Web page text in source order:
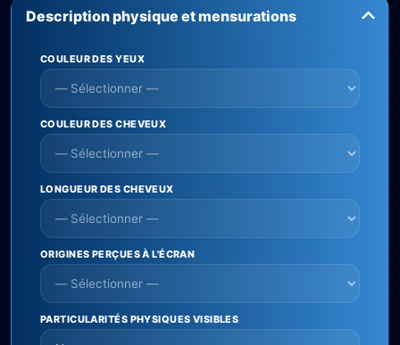
Description physique et mensurations
COULEUR DES YEUX
COULEUR DES CHEVEUX
LONGUEUR DES CHEVEUX
ORIGINES PERÇUES À L'ÉCRAN
PARTICULARITÉS PHYSIQUES VISIBLES